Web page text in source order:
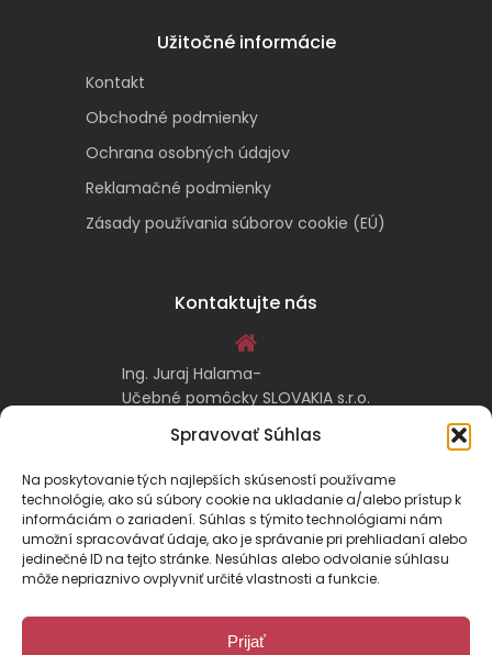
Spravovať Súhlas
Na poskytovanie tých najlepších skúseností používame
technológie, ako sú súbory cookie na ukladanie a/alebo prístup k
informáciám o zariadení. Súhlas s týmito technológiami nám
umožní spracovávať údaje, ako je správanie pri prehliadaní alebo
jedinečné ID na tejto stránke. Nesúhlas alebo odvolanie súhlasu
môže nepriaznivo ovplyvniť určité vlastnosti a funkcie.
Prijať
Užitočné informácie
Kontakt
Obchodné podmienky
Ochrana osobných údajov
Reklamačné podmienky
Zásady používania súborov cookie (EÚ)
Kontaktujte nás
Ing. Juraj Halama-
Učebné pomôcky SLOVAKIA s.r.o.
Malachovská 17/A
974 05 Banská Bystrica
kontakt@ucebnepomockyslovakia.sk
0917 797 357, 048/410 18 88